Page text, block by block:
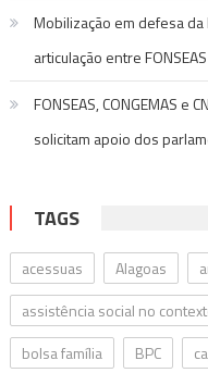
Mobilização em defesa
articulação entre
FONSEAS, CONGEMAS e
solicitam apoio dos
TAGS
acessuas Alagoas
assistência social no
bolsa família
BPC